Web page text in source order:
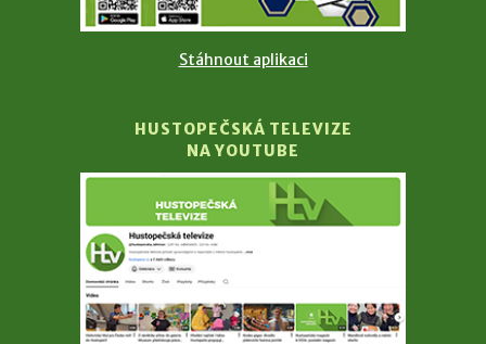
Stáhnout aplikaci
HUSTOPEČSKÁ TELEVIZE
NA YOUTUBE